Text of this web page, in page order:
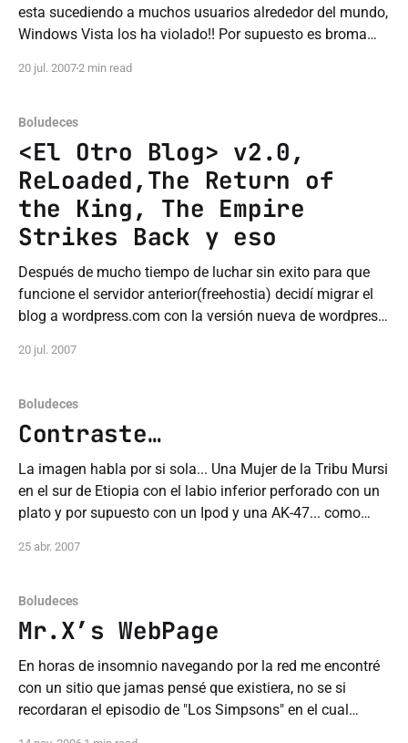
esta sucediendo a muchos usuarios alrededor del mundo,
Windows Vista los ha violado!! Por supuesto es broma
personas para crear el sitio
20 jul. 20072 min read
Boludeces
<El Otro Blog> v2.0,
ReLoaded,The Return of
the King, The Empire
Strikes Back y eso
Después de mucho tiempo de luchar sin exito para que
funcione el servidor anterior(freehostia) decidí migrar el
blog a wordpress.com con la versión nueva de wordpress,
voy a actualizarlo mas a menudo con mas divagues y
20 jul. 2007
Boludeces
Contraste…
La imagen habla por si sola... Una Mujer de la Tribu Mursi
en el sur de Etiopia con el labio inferior perforado con un
plato y por supuesto con un Ipod y una AK-47... como
25 abr. 2007
Boludeces
Mr.X’s WebPage
En horas de insomnio navegando por la red me encontré
con un sitio que jamas pensé que existiera, no se si
recordaran el episodio de "Los Simpsons" en el cual